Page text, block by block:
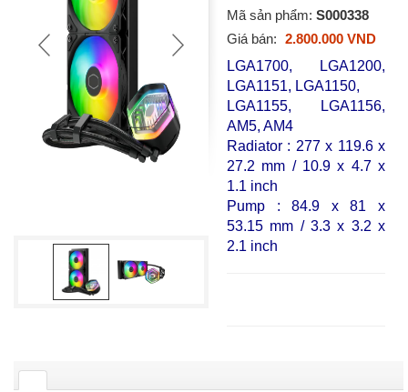
Mã sản phẩm: S000338
Giá bán: 2.800.000 VND
LGA1700, LGA1200,
LGA1151, LGA1150,
LGA1155, LGA1156,
AM5, AM4
Radiator : 277 x 119.6 x
27.2 mm / 10.9 x 4.7 x
1.1 inch
Pump : 84.9 x 81 x
53.15 mm / 3.3 x 3.2 x
2.1 inch